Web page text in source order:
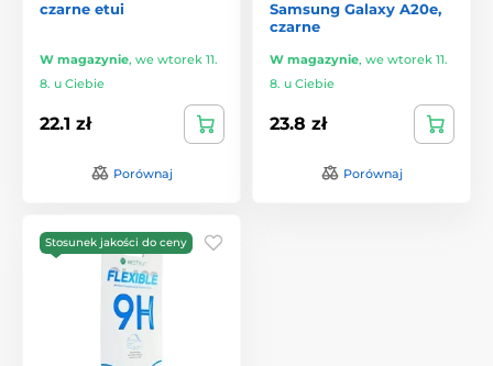
czarne etui
W magazynie, we wtorek 11.
8. u Ciebie
22.1 zł
Porównaj
Samsung Galaxy A20e,
czarne
W magazynie, we wtorek 11.
8. u Ciebie
23.8 zł
Porównaj
Stosunek jakości do ceny